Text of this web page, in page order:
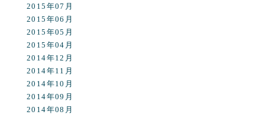
2015年07月
2015年06月
2015年05月
2015年04月
2014年12月
2014年11月
2014年10月
2014年09月
2014年08月